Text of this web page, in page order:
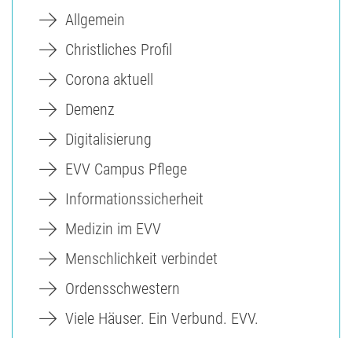
Allgemein
Christliches Profil
Corona aktuell
Demenz
Digitalisierung
EVV Campus Pflege
Informationssicherheit
Medizin im EVV
Menschlichkeit verbindet
Ordensschwestern
Viele Häuser. Ein Verbund. EVV.